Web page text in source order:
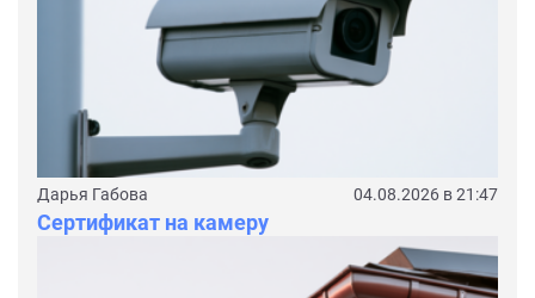
Дарья Габова 04.08.2026 в 21:47
Сертификат на камеру